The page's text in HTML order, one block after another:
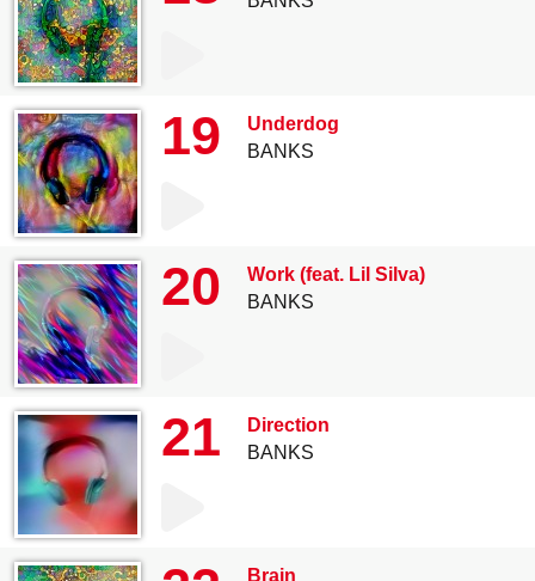
19
Underdog
BANKS
20
Work (feat. Lil Silva)
BANKS
21
Direction
BANKS
Brain